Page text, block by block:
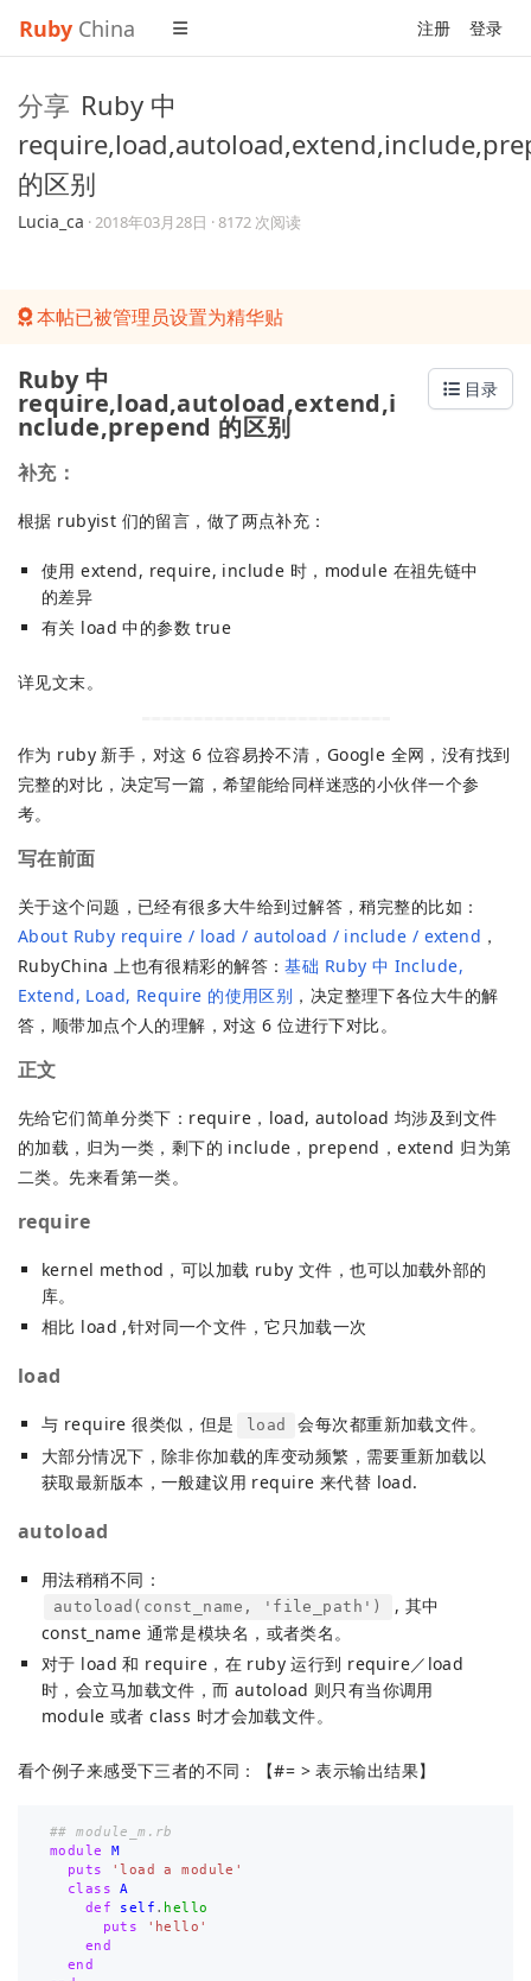
Ruby China 注册 登录
分享 Ruby 中
的区别
Lucia_ca ·2018年03月28日 · 8172 次阅读
本帖已被管理员设置为精华贴
目录
Ruby 中
require,load,autoload,extend,i
nclude,prepend 的区别
补充：
根据 rubyist 们的留言，做了两点补充：
使用 extend, require, include 时，module 在祖先链中
的差异
有关 load 中的参数 true
详见文末。
作为 ruby 新手，对这 6 位容易拎不清，Google 全网，没有找到
完整的对比，决定写一篇，希望能给同样迷惑的小伙伴一个参
考。
写在前面
关于这个问题，已经有很多大牛给到过解答，稍完整的比如：
About Ruby require / load / autoload / include / extend ，
RubyChina 上也有很精彩的解答：基础 Ruby 中 Include,
Extend, Load, Require 的使用区别 ，决定整理下各位大牛的解
答，顺带加点个人的理解，对这 6 位进行下对比。
正文
先给它们简单分类下：require，load, autoload 均涉及到文件
的加载，归为一类，剩下的 include，prepend，extend 归为第
二类。先来看第一类。
require
kernel method，可以加载 ruby 文件，也可以加载外部的
库。
相比 load ,针对同一个文件，它只加载一次
load
与 require 很类似，但是 load
会每次都重新加载文件。
大部分情况下，除非你加载的库变动频繁，需要重新加载以
获取最新版本，一般建议用 require 来代替 load.
autoload
用法稍稍不同：
autoload(const_name, 'file_path')
, 其中
const_name 通常是模块名，或者类名。
对于 load 和 require，在 ruby 运行到 require／load
时，会立马加载文件，而 autoload 则只有当你调用
module 或者 class 时才会加载文件。
看个例子来感受下三者的不同：【#= > 表示输出结果】
## module_m.rb
module
M
puts
'load a module'
class
A
def
self . hello
puts
'hello'
end
end